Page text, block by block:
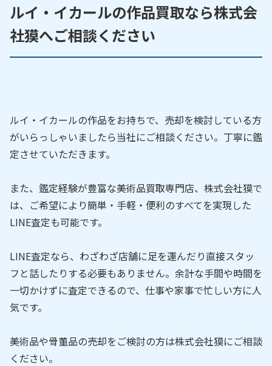
ルイ・イカールの作品買取なら株式会
社獏へご相談ください
ルイ・イカールの作品をお持ちで、売却を検討している方
がいらっしゃいましたら当社にご相談ください。丁寧に鑑
定させていただきます。
また、鑑定経験が豊富な美術品買取専門店、株式会社獏で
は、ご希望により簡単・手軽・便利のすべてを実現した
LINE査定も可能です。
LINE査定なら、わざわざ店舗に足を運んだり直接スタッ
フと話したりする必要もありません。余計な手間や時間を
一切かけずに査定できるので、仕事や家事で忙しい方に人
気です。
美術品や骨董品の売却をご検討の方は株式会社獏にご相談
ください。